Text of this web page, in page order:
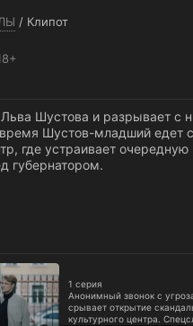
/ Клипот
Шустова и разрывает с
Шустов-младший едет
где устраивает очередную
губернатором.
1 серия
Анонимный звонок с
срывает открытие
культурного центра.